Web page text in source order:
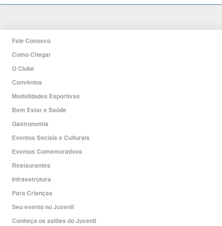
Fale Conosco
Como Chegar
O Clube
Convênios
Modalidades Esportivas
Bem Estar e Saúde
Gastronomia
Eventos Sociais e Culturais
Eventos Comemorativos
Restaurantes
Infraestrutura
Para Crianças
Seu evento no Juvenil
Conheça os salões do Juvenil